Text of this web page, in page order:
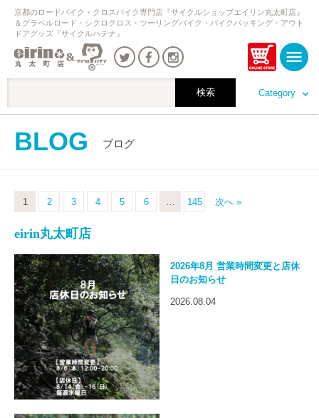
Category
京都のロードバイク・クロスバイク専門店『サイクルショップエイリン丸太町店』
＆グラベルロード・シクロクロス・ツーリングバイク・バイクパッキング・アウト
ドアグッズ『サイクルハテナ』
BLOG ブログ
1 2 3 4 5 6 … 145 次へ »
eirin丸太町店
2026年8月 営業時間変更と店休
日のお知らせ
2026.08.04